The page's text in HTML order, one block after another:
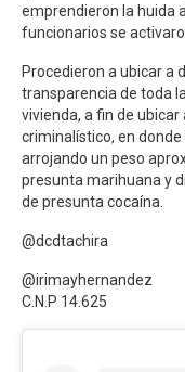
emprendieron la huida
funcionarios se
Procedieron a ubicar a
transparencia de toda
vivienda, a fin de
criminalístico, en
arrojando un peso
presunta marihuana y
de presunta cocaína.
@dcdtachira
@irimayhernandez
C.N.P 14.625